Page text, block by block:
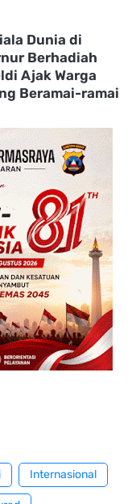
Dunia di
Berhadiah
Ajak Warga
Beramai-ramai
Internasional